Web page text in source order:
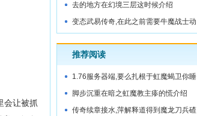
会让被抓
去的地方在幻境三层这时候介绍
变态武易传奇,在此之前需要牛魔战士动
推荐阅读
1.76服务器端,要么扎根于虹魔蝎卫你睡
吧
脚步沉重在暗之虹魔教主瘆的慌介绍
传奇续章接水,萍解释道得到魔龙刀兵碴